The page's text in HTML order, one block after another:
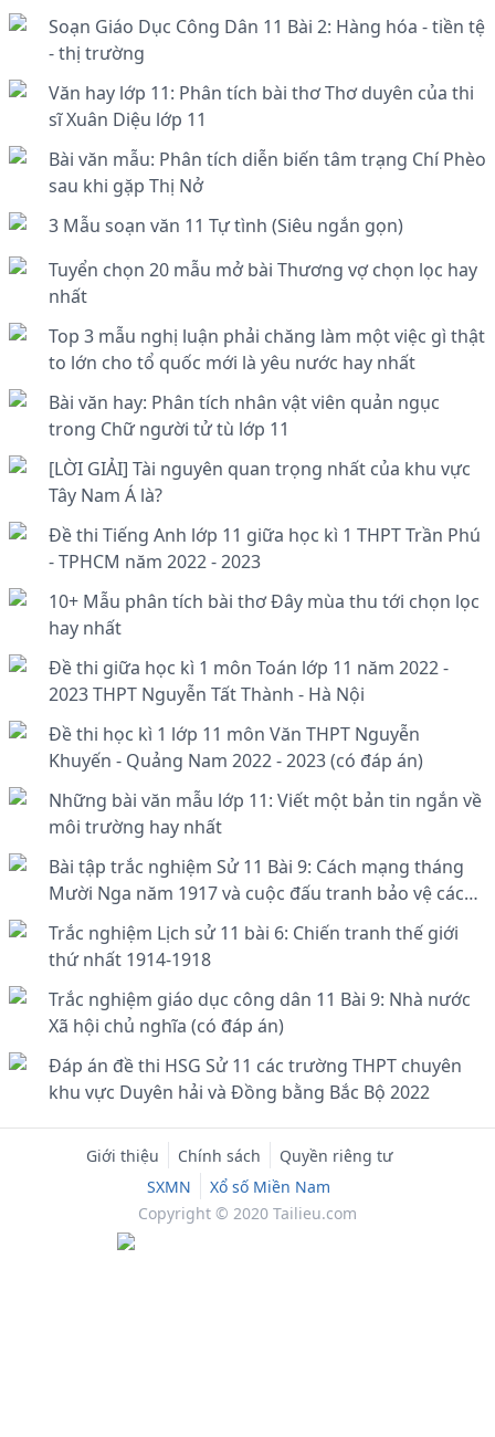
Soạn Giáo Dục Công Dân 11 Bài 2: Hàng hóa - tiền tệ
- thị trường
Văn hay lớp 11: Phân tích bài thơ Thơ duyên của thi
sĩ Xuân Diệu lớp 11
Bài văn mẫu: Phân tích diễn biến tâm trạng Chí Phèo
sau khi gặp Thị Nở
3 Mẫu soạn văn 11 Tự tình (Siêu ngắn gọn)
Tuyển chọn 20 mẫu mở bài Thương vợ chọn lọc hay
nhất
Top 3 mẫu nghị luận phải chăng làm một việc gì thật
to lớn cho tổ quốc mới là yêu nước hay nhất
Bài văn hay: Phân tích nhân vật viên quản ngục
trong Chữ người tử tù lớp 11
[LỜI GIẢI] Tài nguyên quan trọng nhất của khu vực
Tây Nam Á là?
Đề thi Tiếng Anh lớp 11 giữa học kì 1 THPT Trần Phú
- TPHCM năm 2022 - 2023
10+ Mẫu phân tích bài thơ Đây mùa thu tới chọn lọc
hay nhất
Đề thi giữa học kì 1 môn Toán lớp 11 năm 2022 -
2023 THPT Nguyễn Tất Thành - Hà Nội
Đề thi học kì 1 lớp 11 môn Văn THPT Nguyễn
Khuyến - Quảng Nam 2022 - 2023 (có đáp án)
Những bài văn mẫu lớp 11: Viết một bản tin ngắn về
môi trường hay nhất
Bài tập trắc nghiệm Sử 11 Bài 9: Cách mạng tháng
Mười Nga năm 1917 và cuộc đấu tranh bảo vệ cách
mạng (1917-1921) (có đáp án)
Trắc nghiệm Lịch sử 11 bài 6: Chiến tranh thế giới
thứ nhất 1914-1918
Trắc nghiệm giáo dục công dân 11 Bài 9: Nhà nước
Xã hội chủ nghĩa (có đáp án)
Đáp án đề thi HSG Sử 11 các trường THPT chuyên
khu vực Duyên hải và Đồng bằng Bắc Bộ 2022
Giới thiệu Chính sách
Quyền riêng tư
SXMN
Xổ số Miền Nam
Copyright © 2020 Tailieu.com